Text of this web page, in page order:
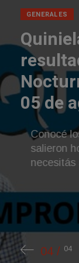
GENERALES
05 de
Conocé los
salieron
necesitás